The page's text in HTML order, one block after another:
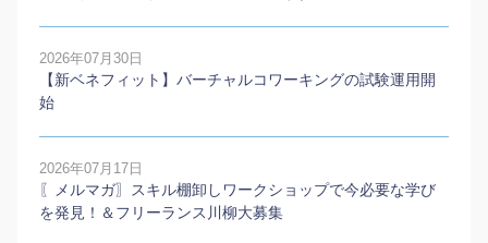
2026年07月30日
【新ベネフィット】バーチャルコワーキングの試験運用開
始
2026年07月17日
〖メルマガ〗スキル棚卸しワークショップで今必要な学び
を発見！＆フリーランス川柳大募集